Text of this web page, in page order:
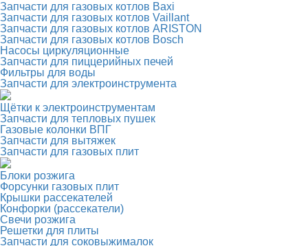
Запчасти для газовых котлов Baxi
Запчасти для газовых котлов Vaillant
Запчасти для газовых котлов ARISTON
Запчасти для газовых котлов Bosch
Насосы циркуляционные
Запчасти для пиццерийных печей
Фильтры для воды
Запчасти для электроинструмента
Щётки к электроинструментам
Запчасти для тепловых пушек
Газовые колонки ВПГ
Запчасти для вытяжек
Запчасти для газовых плит
Блоки розжига
Форсунки газовых плит
Крышки рассекателей
Конфорки (рассекатели)
Свечи розжига
Решетки для плиты
Запчасти для соковыжималок